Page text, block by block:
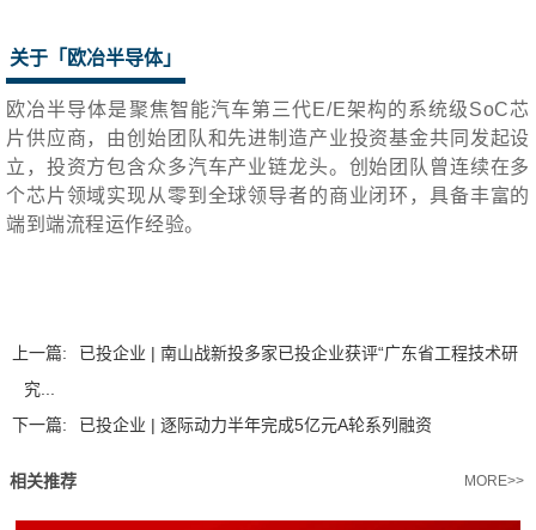
关于「欧冶半导体」
欧冶半导体是聚焦智能汽车第三代E/E架构的系统级SoC芯
片供应商，由创始团队和先进制造产业投资基金共同发起设
立，投资方包含众多汽车产业链龙头。创始团队曾连续在多
个芯片领域实现从零到全球领导者的商业闭环，具备丰富的
端到端流程运作经验。
上一篇:
已投企业 | 南山战新投多家已投企业获评“广东省工程技术研
究...
下一篇:
已投企业 | 逐际动力半年完成5亿元A轮系列融资
相关推荐 MORE>>